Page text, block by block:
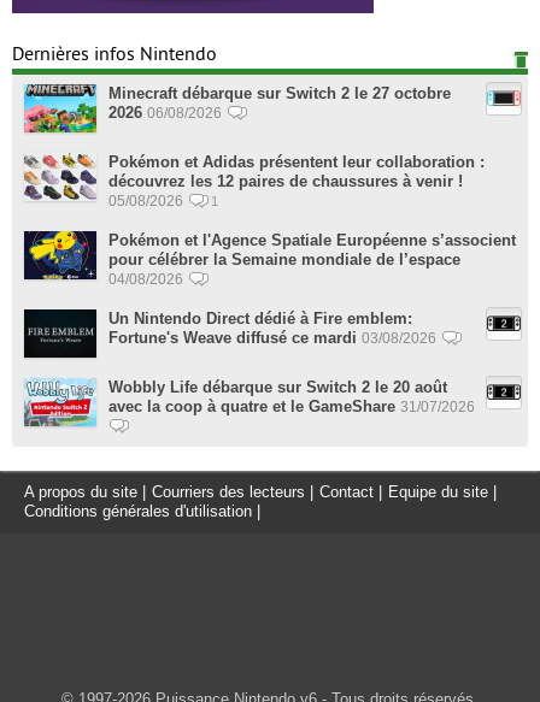
Dernières infos Nintendo
Minecraft débarque sur Switch 2 le 27 octobre
2026 06/08/2026
Pokémon et Adidas présentent leur collaboration :
découvrez les 12 paires de chaussures à venir !
05/08/2026 1
Pokémon et l'Agence Spatiale Européenne s’associent
pour célébrer la Semaine mondiale de l’espace
04/08/2026
Un Nintendo Direct dédié à Fire emblem:
Fortune's Weave diffusé ce mardi 03/08/2026
Wobbly Life débarque sur Switch 2 le 20 août
avec la coop à quatre et le GameShare 31/07/2026
A propos du site Courriers des lecteurs Contact Equipe du site
Conditions générales d'utilisation